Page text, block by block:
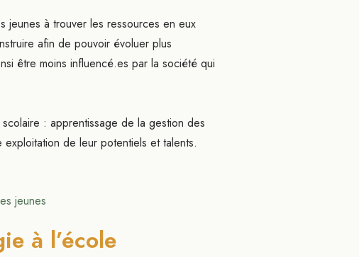
jeunes à trouver les ressources en eux
afin de pouvoir évoluer plus
être moins influencé.es par la société qui
: apprentissage de la gestion des
de leur potentiels et talents.
à l’école